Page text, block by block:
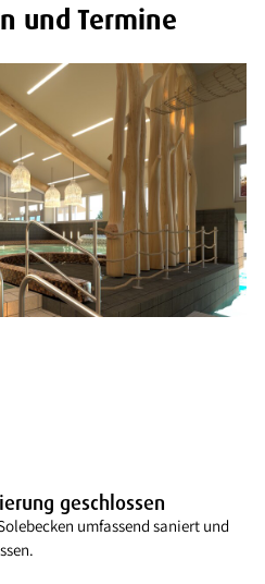
und Termine
geschlossen
umfassend saniert und